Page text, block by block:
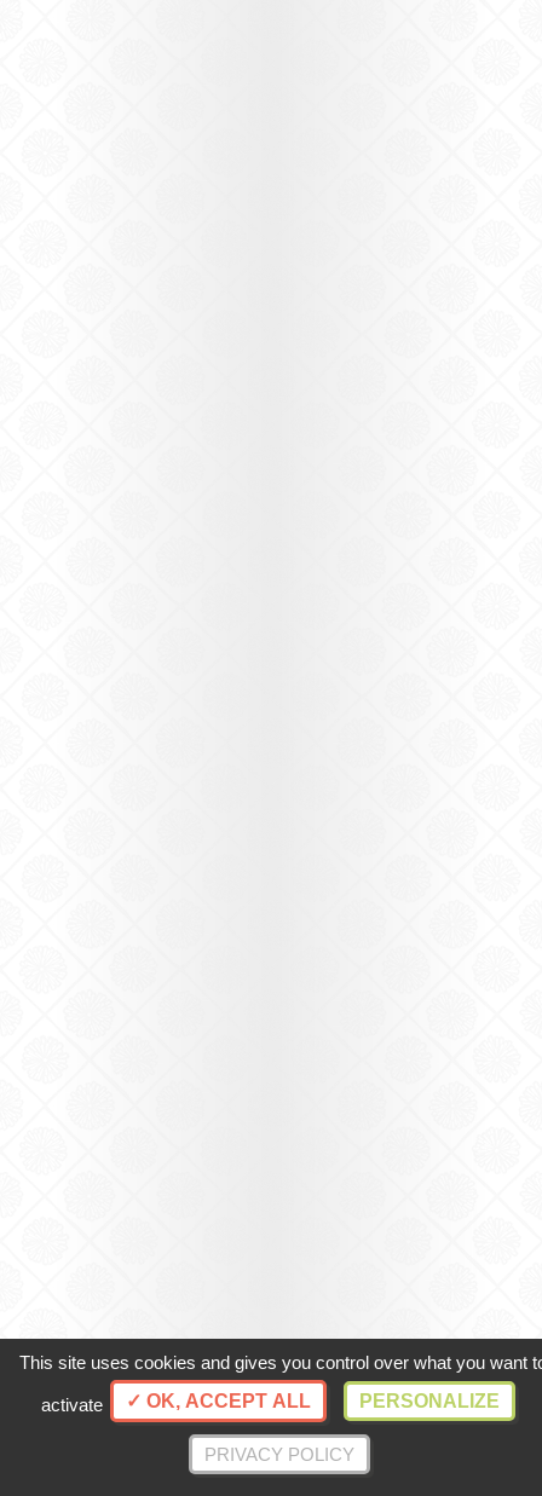
This site uses cookies and gives you control over what you want
activate ✓ OK, ACCEPT ALL PERSONALIZE
PRIVACY POLICY